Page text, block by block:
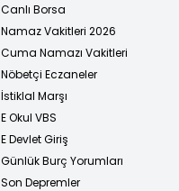
Canlı Borsa
Namaz Vakitleri 2026
Cuma Namazı Vakitleri
Nöbetçi Eczaneler
İstiklal Marşı
E Okul VBS
E Devlet Giriş
Günlük Burç Yorumları
Son Depremler